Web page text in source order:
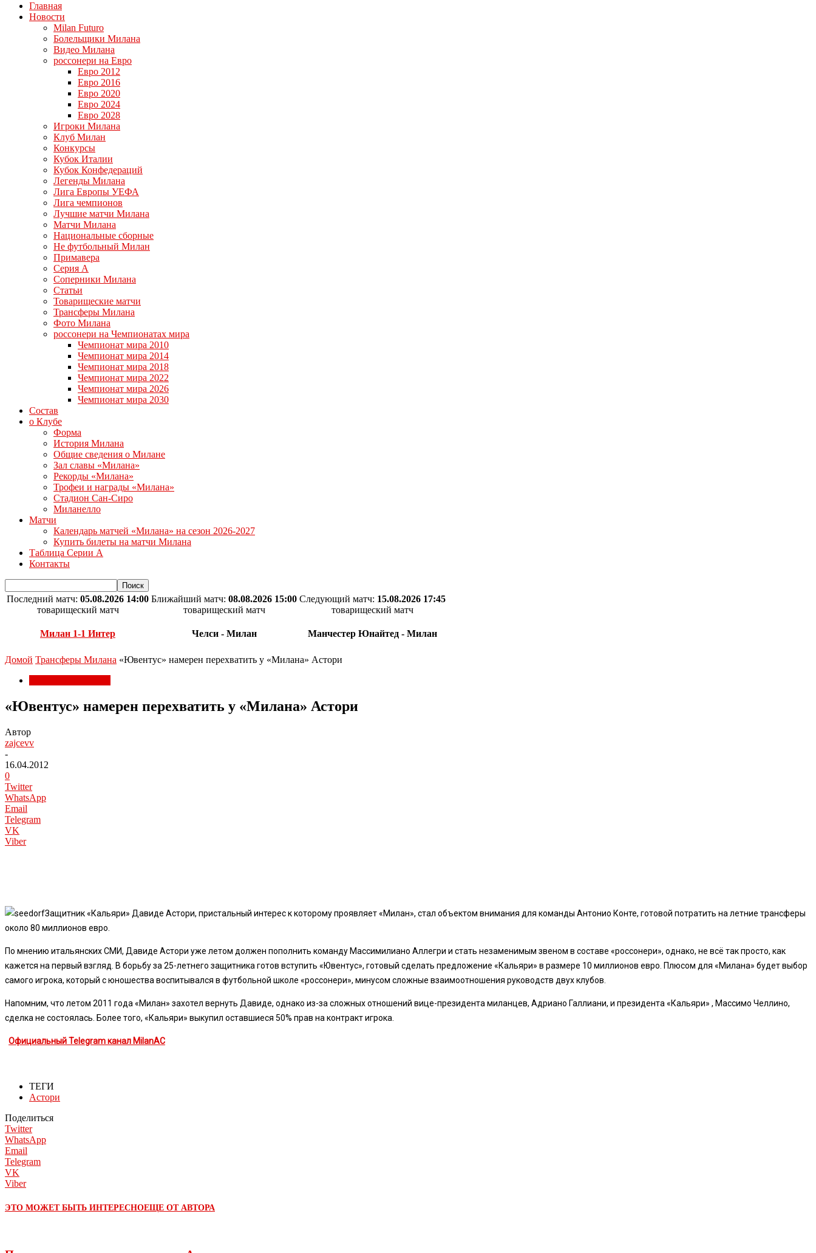
Главная
Новости
Milan Futuro
Болельщики Милана
Видео Милана
россонери на Евро
Евро 2012
Евро 2016
Евро 2020
Евро 2024
Евро 2028
Игроки Милана
Клуб Милан
Конкурсы
Кубок Италии
Кубок Конфедераций
Легенды Милана
Лига Европы УЕФА
Лига чемпионов
Лучшие матчи Милана
Матчи Милана
Национальные сборные
Не футбольный Милан
Примавера
Серия А
Соперники Милана
Статьи
Товарищеские матчи
Трансферы Милана
Фото Милана
россонери на Чемпионатах мира
Чемпионат мира 2010
Чемпионат мира 2014
Чемпионат мира 2018
Чемпионат мира 2022
Чемпионат мира 2026
Чемпионат мира 2030
Состав
о Клубе
Форма
История Милана
Общие сведения о Милане
Зал славы «Милана»
Рекорды «Милана»
Трофеи и награды «Милана»
Стадион Сан-Сиро
Миланелло
Матчи
Календарь матчей «Милана» на сезон 2026-2027
Купить билеты на матчи Милана
Таблица Серии А
Контакты
Последний матч: 05.08.2026 14:00
товарищеский матч
Милан 1-1 Интер
Ближайший матч: 08.08.2026 15:00
товарищеский матч
Челси - Милан
Следующий матч: 15.08.2026 17:45
товарищеский матч
Манчестер Юнайтед - Милан
Домой Трансферы Милана «Ювентус» намерен перехватить у «Милана» Астори
«Ювентус» намерен перехватить у «Милана» Астори
Автор
zajcevv
-
16.04.2012
0
Twitter
WhatsApp
Email
Telegram
VK
Viber
Защитник «Кальяри» Давиде Астори, пристальный интерес к которому проявляет «Милан», стал объектом внимания для команды Антонио Конте, готовой потратить на летние трансферы
около 80 миллионов евро.
По мнению итальянских СМИ, Давиде Астори уже летом должен пополнить команду Массимилиано Аллегри и стать незаменимым звеном в составе «россонери», однако, не всё так просто, как
кажется на первый взгляд. В борьбу за 25-летнего защитника готов вступить «Ювентус», готовый сделать предложение «Кальяри» в размере 10 миллионов евро. Плюсом для «Милана» будет выбор
самого игрока, который с юношества воспитывался в футбольной школе «россонери», минусом сложные взаимоотношения руководств двух клубов.
Напомним, что летом 2011 года «Милан» захотел вернуть Давиде, однако из-за сложных отношений вице-президента миланцев, Адриано Галлиани, и президента «Кальяри» , Массимо Челлино,
сделка не состоялась. Более того, «Кальяри» выкупил оставшиеся 50% прав на контракт игрока.
Официальный Telegram канал MilanAC
ТЕГИ
Астори
Поделиться
Twitter
WhatsApp
Email
Telegram
VK
Viber
ЭТО МОЖЕТ БЫТЬ ИНТЕРЕСНОЕЩЕ ОТ АВТОРА